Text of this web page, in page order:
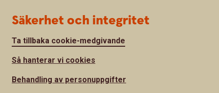
Säkerhet och integritet
Ta tillbaka cookie-medgivande
Så hanterar vi cookies
Behandling av personuppgifter